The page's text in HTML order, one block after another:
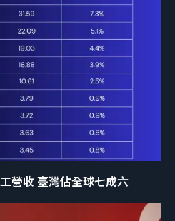
營收 臺灣佔全球七成六